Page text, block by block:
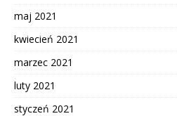
maj 2021
kwiecień 2021
marzec 2021
luty 2021
styczeń 2021